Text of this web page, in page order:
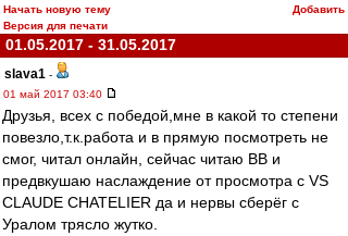
Начать новую тему
Добавить
Версия для печати
01.05.2017 - 31.05.2017
slava1 -
01 май 2017 03:40
Друзья, всех с победой,мне в какой то степени
повезло,т.к.работа и в прямую посмотреть не
смог, читал онлайн, сейчас читаю ВВ и
предвкушаю наслаждение от просмотра c VS
CLAUDE CHATELIER да и нервы сберёг с
Уралом трясло жутко.